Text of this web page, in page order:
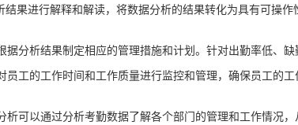
结果进行解释和解读，将数据分析的结果转化为具有可操作
据分析结果制定相应的管理措施和计划。针对出勤率低、
员工的工作时间和工作质量进行监控和管理，确保员工的工
析可以通过分析考勤数据了解各个部门的管理和工作情况